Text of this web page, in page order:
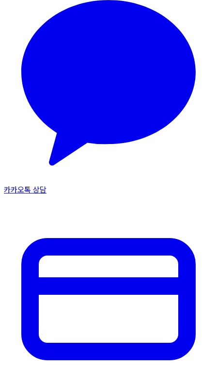
카카오톡 상담